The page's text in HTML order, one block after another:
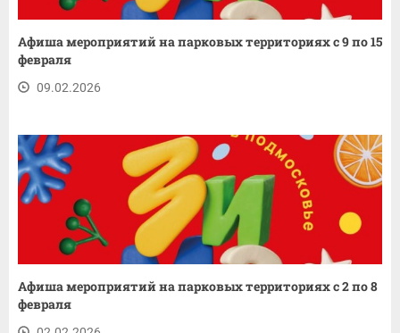
Афиша мероприятий на парковых территориях с 9 по 15
февраля
09.02.2026
Афиша мероприятий на парковых территориях с 2 по 8
февраля